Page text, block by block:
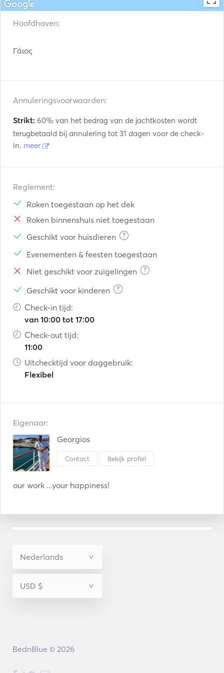
Hoofdhaven:
Γάιος
Annuleringsvoorwaarden:
Strikt: 60% van het bedrag van de jachtkosten wordt
terugbetaald bij annulering tot 31 dagen voor de check-
in. meer
Reglement:
Roken toegestaan op het dek
Roken binnenshuis niet toegestaan
Geschikt voor huisdieren
?
Evenementen & feesten toegestaan
Niet geschikt voor zuigelingen
?
Geschikt voor kinderen ?
Check-in tijd:
van 10:00 tot 17:00
Check-out tijd:
11:00
Uitchecktijd voor daggebruik:
Flexibel
Eigenaar:
Georgios
Contact Bekijk profiel
our work ...your happiness!
BednBlue © 2026